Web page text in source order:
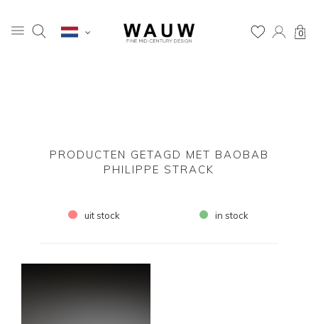
0
PRODUCTEN GETAGD MET BAOBAB
PHILIPPE STRACK
uit stock in stock